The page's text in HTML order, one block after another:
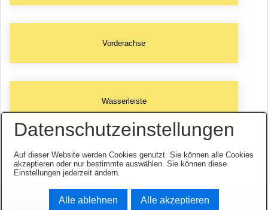
Vorderachse
Wasserleiste
Kontakt
Impressum
Website erstellt mit zeta-
Datenschutzeinstellungen
Auf dieser Website werden Cookies genutzt. Sie können alle Cookies
akzeptieren oder nur bestimmte auswählen. Sie können diese
Einstellungen jederzeit ändern.
Alle ablehnen Alle akzeptieren